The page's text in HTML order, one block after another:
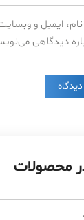
ایمیل و
دیدگاهی
محصولات